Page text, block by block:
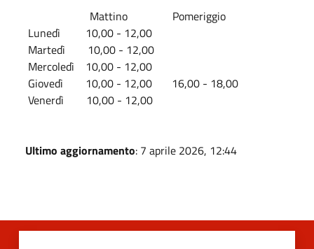
Mattino Pomeriggio
Lunedì 10,00 - 12,00
Martedì 10,00 - 12,00
Mercoledì 10,00 - 12,00
Giovedì 10,00 - 12,00 16,00 - 18,00
Venerdì 10,00 - 12,00
Ultimo aggiornamento: 7 aprile 2026, 12:44